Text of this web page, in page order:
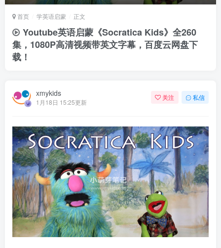
首页 学英语启蒙 正文
Youtube英语启蒙《Socratica Kids》全260
集，1080P高清视频带英文字幕，百度云网盘下
载！
xmykids
1月18日 15:25更新
关注 私信